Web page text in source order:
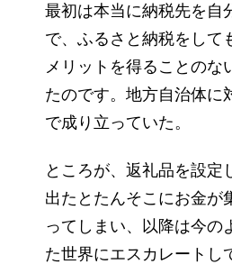
最初は本当に納税先を自
で、ふるさと納税をして
メリットを得ることのな
たのです。地方自治体に
で成り立っていた。
ところが、返礼品を設定
出たとたんそこにお金が
ってしまい、以降は今の
た世界にエスカレートし